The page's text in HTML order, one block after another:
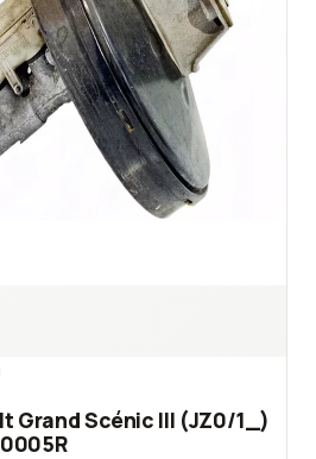
Grand Scénic III (JZ0/1_)